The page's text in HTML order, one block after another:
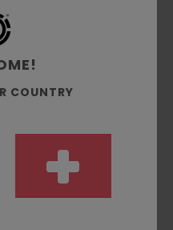
% CO₂-Emissionen
Ahornholz
Lack
HLC
Produktion
Produktion
COUNTRY